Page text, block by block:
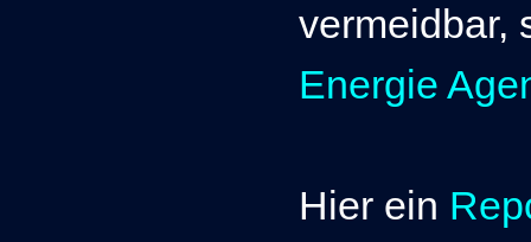
vermeidbar,
Energie
Hier ein